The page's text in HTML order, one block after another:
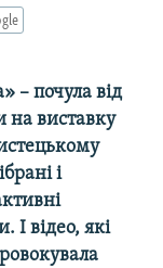
– почула від
на виставку
і
І відео, які